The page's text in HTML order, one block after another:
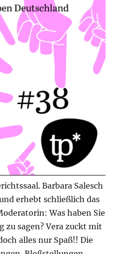
Barbara Salesch
erhebt schließlich das
Was haben Sie
zu sagen? Vera zuckt mit
alles nur Spaß!! Die